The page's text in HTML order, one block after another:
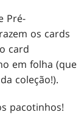
Pré-
os cards
card
em folha (que
coleção!).
pacotinhos!